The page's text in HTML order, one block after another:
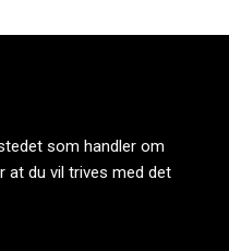
som handler om
at du vil trives med det